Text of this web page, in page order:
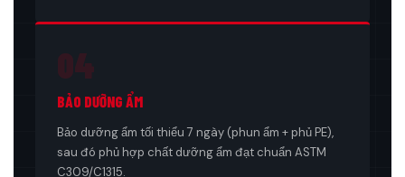
04
BẢO DƯỠNG ẨM
Bảo dưỡng ẩm tối thiểu 7 ngày (phun ẩm + phủ PE),
sau đó phủ hợp chất dưỡng ẩm đạt chuẩn ASTM
C309/C1315.